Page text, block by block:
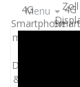
Menu